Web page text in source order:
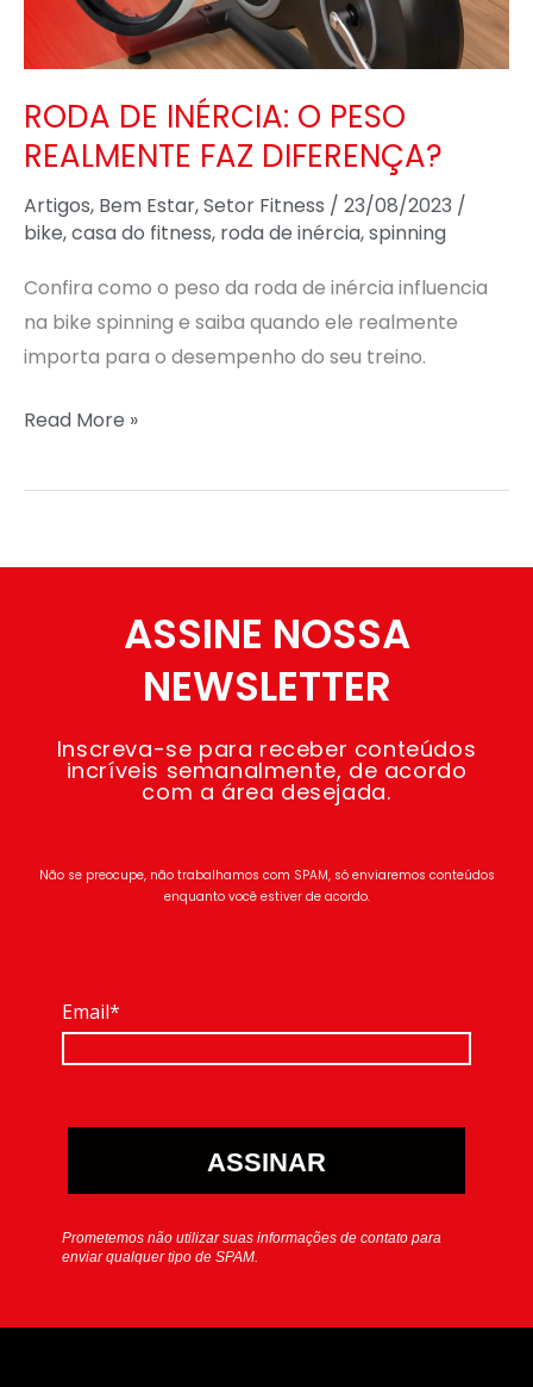
RODA DE INÉRCIA: O PESO
REALMENTE FAZ DIFERENÇA?
Artigos, Bem Estar,Setor Fitness / 23/08/2023 /
bike,casa do fitness, roda de inércia,spinning
Confira como o peso da roda de inércia influencia
na bike spinning e saiba quando ele realmente
importa para o desempenho do seu treino.
DIFERENÇA?
Read More »
ASSINE NOSSA
NEWSLETTER
Inscreva-se para receber conteúdos
incríveis semanalmente, de acordo
com a área desejada.
Não se preocupe, não trabalhamos com SPAM, só enviaremos conteúdos
enquanto você estiver de acordo.
Email*
ASSINAR
Prometemos não utilizar suas informações de contato para
enviar qualquer tipo de SPAM.